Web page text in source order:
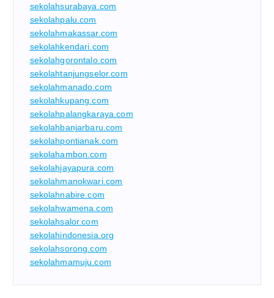
sekolahsurabaya.com
sekolahpalu.com
sekolahmakassar.com
sekolahkendari.com
sekolahgorontalo.com
sekolahtanjungselor.com
sekolahmanado.com
sekolahkupang.com
sekolahpalangkaraya.com
sekolahbanjarbaru.com
sekolahpontianak.com
sekolahambon.com
sekolahjayapura.com
sekolahmanokwari.com
sekolahnabire.com
sekolahwamena.com
sekolahsalor.com
sekolahindonesia.org
sekolahsorong.com
sekolahmamuju.com